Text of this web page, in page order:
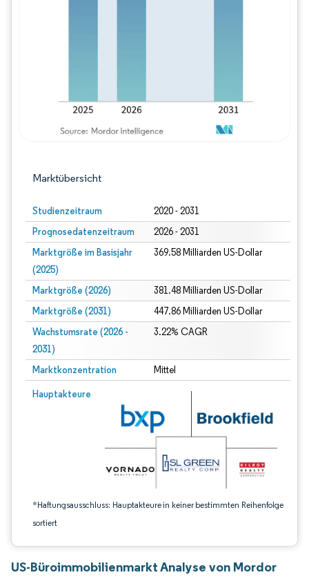
Marktübersicht
Studienzeitraum 2020 - 2031
Prognosedatenzeitraum 2026 - 2031
Marktgröße im Basisjahr
(2025)
369.58 Milliarden US-Dollar
Marktgröße (2026) 381.48 Milliarden US-Dollar
Marktgröße (2031) 447.86 Milliarden US-Dollar
Wachstumsrate (2026 -
2031)
3.22% CAGR
Marktkonzentration Mittel
Hauptakteure
*Haftungsausschluss: Hauptakteure in keiner bestimmten Reihenfolge
sortiert
Bild © Mordor Intelligence. Wiederverwendung erfordert Namensnennung
US-Büroimmobilienmarkt Analyse von Mordor